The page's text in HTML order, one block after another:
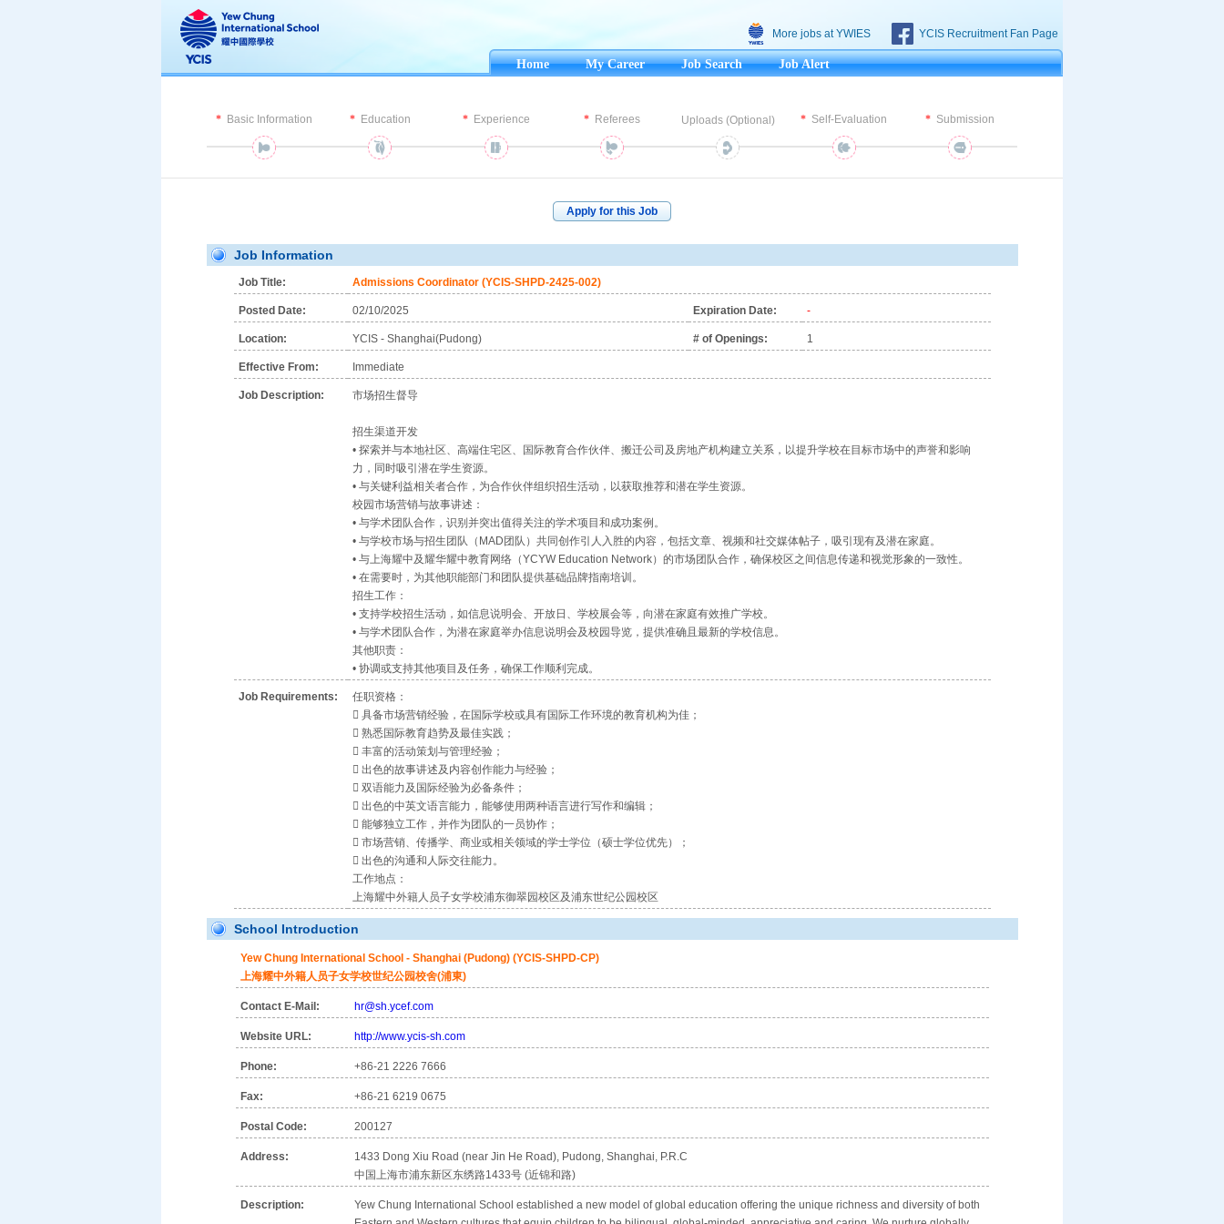
More jobs at YWIES YCIS Recruitment Fan Page
Home My Career Job Search Job Alert
Basic Information Education Experience Referees Uploads (Optional) Self-Evaluation Submission
Apply for this Job
Job Information
Job Title: Admissions Coordinator (YCIS-SHPD-2425-002)
Posted Date: 02/10/2025 Expiration Date: -
Location: YCIS - Shanghai(Pudong) # of Openings: 1
Effective From: Immediate
Job Description: 市场招生督导
招生渠道开发
• 探索并与本地社区、高端住宅区、国际教育合作伙伴、搬迁公司及房地产机构建立关系，以提升学校在目标市场中的声誉和影响
力，同时吸引潜在学生资源。
• 与关键利益相关者合作，为合作伙伴组织招生活动，以获取推荐和潜在学生资源。
校园市场营销与故事讲述：
• 与学术团队合作，识别并突出值得关注的学术项目和成功案例。
• 与学校市场与招生团队（MAD团队）共同创作引人入胜的内容，包括文章、视频和社交媒体帖子，吸引现有及潜在家庭。
• 与上海耀中及耀华耀中教育网络（YCYW Education Network）的市场团队合作，确保校区之间信息传递和视觉形象的一致性。
• 在需要时，为其他职能部门和团队提供基础品牌指南培训。
招生工作：
• 支持学校招生活动，如信息说明会、开放日、学校展会等，向潜在家庭有效推广学校。
• 与学术团队合作，为潜在家庭举办信息说明会及校园导览，提供准确且最新的学校信息。
其他职责：
• 协调或支持其他项目及任务，确保工作顺利完成。
Job Requirements:
任职资格：
 具备市场营销经验，在国际学校或具有国际工作环境的教育机构为佳；
 熟悉国际教育趋势及最佳实践；
 丰富的活动策划与管理经验；
 出色的故事讲述及内容创作能力与经验；
 双语能力及国际经验为必备条件；
 出色的中英文语言能力，能够使用两种语言进行写作和编辑；
 能够独立工作，并作为团队的一员协作；
 市场营销、传播学、商业或相关领域的学士学位（硕士学位优先）；
 出色的沟通和人际交往能力。
工作地点：
上海耀中外籍人员子女学校浦东御翠园校区及浦东世纪公园校区
School Introduction
Yew Chung International School - Shanghai (Pudong) (YCIS-SHPD-CP)
上海耀中外籍人员子女学校世纪公园校舍(浦東)
Contact E-Mail: hr@sh.ycef.com
Website URL: http://www.ycis-sh.com
Phone: +86-21 2226 7666
Fax: +86-21 6219 0675
Postal Code: 200127
Address:
1433 Dong Xiu Road (near Jin He Road), Pudong, Shanghai, P.R.C
中国上海市浦东新区东绣路1433号 (近锦和路)
Description:
Yew Chung International School established a new model of global education offering the unique richness and diversity of both